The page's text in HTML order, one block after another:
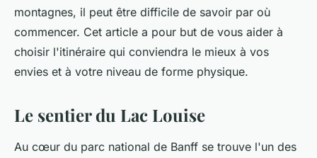
montagnes, il peut être difficile de savoir par où
commencer. Cet article a pour but de vous aider à
choisir l'itinéraire qui conviendra le mieux à vos
envies et à votre niveau de forme physique.
Le sentier du Lac Louise
Au cœur du parc national de Banff se trouve l'un des